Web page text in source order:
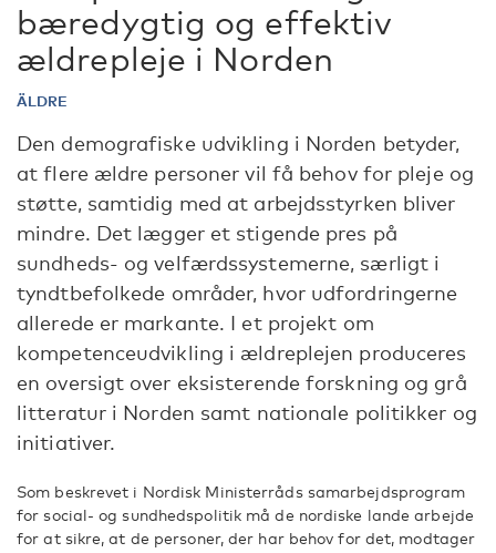
bæredygtig og effektiv
ældrepleje i Norden
ÄLDRE
Den demografiske udvikling i Norden betyder,
at flere ældre personer vil få behov for pleje og
støtte, samtidig med at arbejdsstyrken bliver
mindre. Det lægger et stigende pres på
sundheds- og velfærdssystemerne, særligt i
tyndtbefolkede områder, hvor udfordringerne
allerede er markante. I et projekt om
kompetenceudvikling i ældreplejen produceres
en oversigt over eksisterende forskning og grå
litteratur i Norden samt nationale politikker og
initiativer.
Som beskrevet i Nordisk Ministerråds samarbejdsprogram
for social- og sundhedspolitik må de nordiske lande arbejde
for at sikre, at de personer, der har behov for det, modtager